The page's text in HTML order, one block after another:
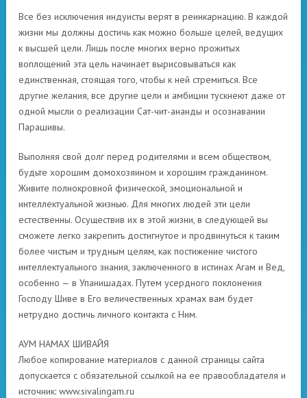
Все без исключения индуисты верят в реинкарнацию. В каждой
жизни мы должны достичь как можно больше целей, ведущих
к высшей цели. Лишь после многих верно прожитых
воплощений эта цель начинает вырисовываться как
единственная, стоящая того, чтобы к ней стремиться. Все
другие желания, все другие цели и амбиции тускнеют даже от
одной мысли о реализации Сат-чит-ананды и осознавании
Парашивы.
Выполняя свой долг перед родителями и всем обществом,
будьте хорошим домохозяином и хорошим гражданином.
Живите полнокровной физической, эмоциональной и
интеллектуальной жизнью. Для многих людей эти цели
естественны. Осуществив их в этой жизни, в следующей вы
сможете легко закрепить достигнутое и продвинуться к таким
более чистым и трудным целям, как постижение чистого
интеллектуального знания, заключенного в истинах Агам и Вед,
особенно — в Упанишадах. Путем усердного поклонения
Господу Шиве в Его величественных храмах вам будет
нетрудно достичь личного контакта с Ним.
АУМ НАМАХ ШИВАЙЯ
Любое копирование материалов с данной страницы сайта
допускается с обязательной ссылкой на ее правообладателя и
источник: www.sivalingam.ru